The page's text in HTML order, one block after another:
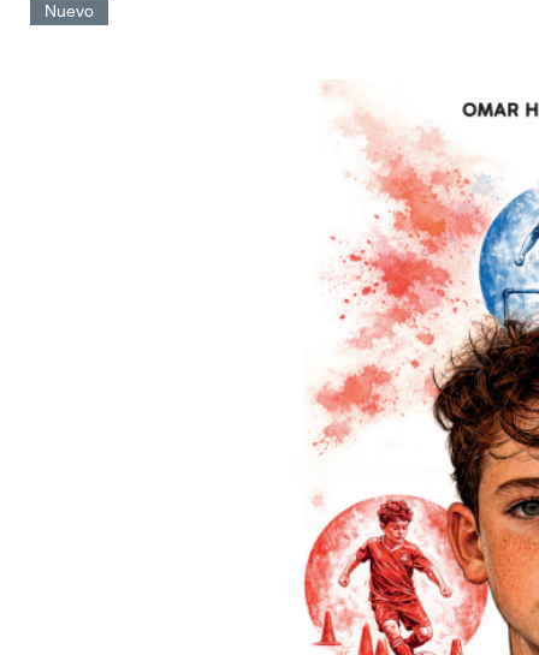
Nuevo